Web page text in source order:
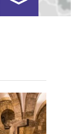
dass die
von
Kartenansicht